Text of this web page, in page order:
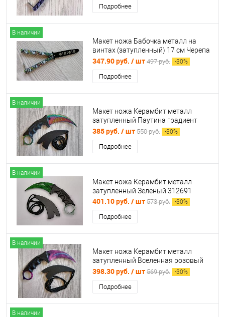
Подробнее
В наличии
Макет ножа Бабочка металл на
винтах (затупленный) 17 см Черепа
с розой 312509
347.90 руб. / шт 497 руб. -30%
Подробнее
В наличии
Макет ножа Керамбит металл
затупленный Паутина градиент
998083
385 руб. / шт 550 руб. -30%
Подробнее
В наличии
Макет ножа Керамбит металл
затупленный Зеленый 312691
401.10 руб. / шт 573 руб. -30%
Подробнее
В наличии
Макет ножа Керамбит металл
затупленный Вселенная розовый
312638
398.30 руб. / шт 569 руб. -30%
Подробнее
В наличии